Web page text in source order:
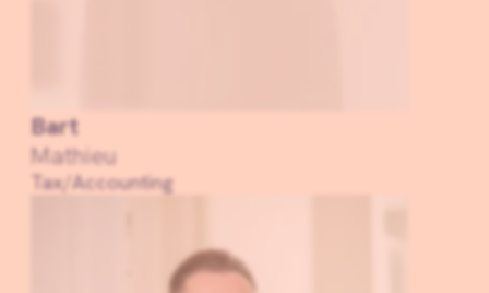
Bart
Mathieu
Tax/Accounting